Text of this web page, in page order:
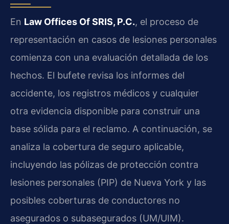
En Law Offices Of SRIS, P.C., el proceso de
representación en casos de lesiones personales
comienza con una evaluación detallada de los
hechos. El bufete revisa los informes del
accidente, los registros médicos y cualquier
otra evidencia disponible para construir una
base sólida para el reclamo. A continuación, se
analiza la cobertura de seguro aplicable,
incluyendo las pólizas de protección contra
lesiones personales (PIP) de Nueva York y las
posibles coberturas de conductores no
asegurados o subasegurados (UM/UIM).